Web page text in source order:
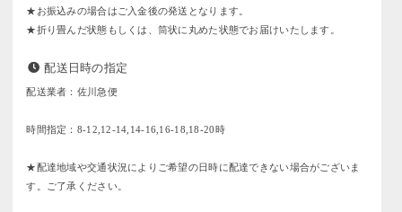
★お振込みの場合はご入金後の発送となります。
★折り畳んだ状態もしくは、筒状に丸めた状態でお届けいたします。
配送日時の指定
配送業者：佐川急便
時間指定：8-12,12-14,14-16,16-18,18-20時
★配達地域や交通状況によりご希望の日時に配達できない場合がございま
す。ご了承ください。